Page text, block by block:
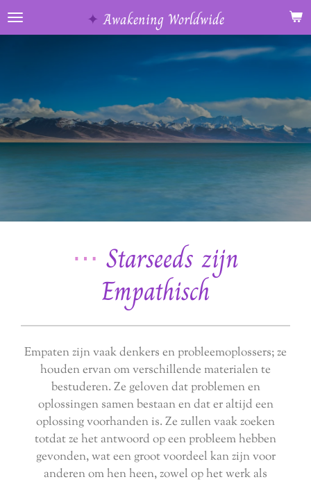
Ga
direct
✦ Awakening Worldwide
⋯ Starseeds zijn
Empathisch
Empaten zijn vaak denkers en probleemoplossers; ze
houden ervan om verschillende materialen te
bestuderen. Ze geloven dat problemen en
oplossingen samen bestaan ​​en dat er altijd een
oplossing voorhanden is. Ze zullen vaak zoeken
totdat ze het antwoord op een probleem hebben
gevonden, wat een groot voordeel kan zijn voor
anderen om hen heen, zowel op het werk als